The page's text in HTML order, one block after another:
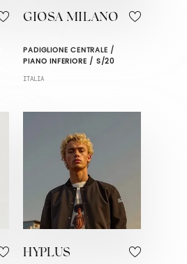
GIOSA MILANO
PADIGLIONE CENTRALE /
PIANO INFERIORE / S/20
ITALIA
HYPLUS